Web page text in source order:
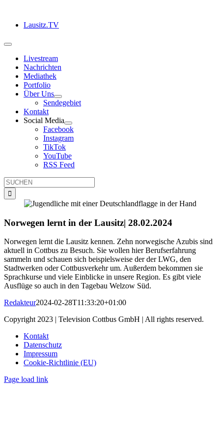
springenLausitz.TV
Toggle
NavigationLivestream
Nachrichten
Mediathek
Portfolio
Über Uns
Sendegebiet
Kontakt
Social Media
Facebook
Instagram
TikTok
YouTube
RSS Feed
Suche
nach:
Norwegen lernt in der Lausitz| 28.02.2024
Norwegen lernt die Lausitz kennen. Zehn norwegische Azubis sind
aktuell in Cottbus zu Besuch. Sie wollen hier Berufserfahrung
sammeln und schauen sich beispielsweise der der LWG, den
Stadtwerken oder Cottbusverkehr um. Außerdem bekommen sie
Sprachkurse und viele Einblicke in unsere Region. Es gibt viele
Ausflüge so auch in den Tagebau Welzow Süd.
Redakteur2024-02-28T11:33:20+01:00
Copyright 2023 | Television Cottbus GmbH | All rights reserved.
Kontakt
Datenschutz
Impressum
Cookie-Richtlinie (EU)
Page load link